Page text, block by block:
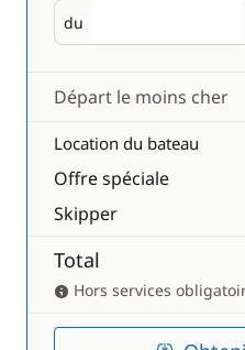
du
Départ
Départ le moins cher
Location du bateau
Offre spéciale
Skipper
Total
Hors services